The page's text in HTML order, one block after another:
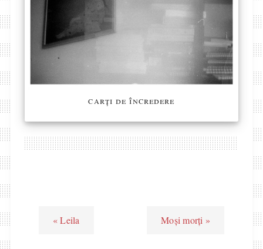
carți de încredere
Moși morți »
« Leila